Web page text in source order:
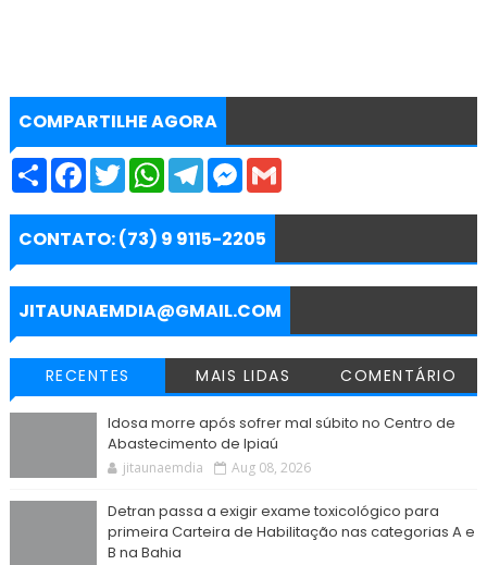
COMPARTILHE AGORA
S
r
e
F
e
b
o
k
T
w
t
t
e
r
W
t
s
p
p
T
e
g
a
m
M
s
e
g
e
r
G
i
CONTATO: (73) 9 9115-2205
JITAUNAEMDIA@GMAIL.COM
RECENTES MAIS LIDAS COMENTÁRIO
Idosa morre após sofrer mal súbito no Centro de
Abastecimento de Ipiaú
jitaunaemdia Aug 08, 2026
Detran passa a exigir exame toxicológico para
primeira Carteira de Habilitação nas categorias A e
B na Bahia